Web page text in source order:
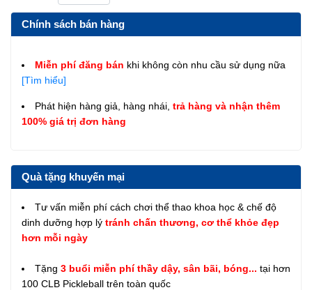
Chính sách bán hàng
Miễn phí đăng bán khi không còn nhu cầu sử dụng nữa
[Tìm hiểu]
Phát hiện hàng giả, hàng nhái, trả hàng và nhận thêm
100% giá trị đơn hàng
Quà tặng khuyến mại
Tư vấn miễn phí cách chơi thể thao khoa học & chế độ
dinh dưỡng hợp lý tránh chấn thương, cơ thể khỏe đẹp
hơn mỗi ngày
Tặng 3 buổi miễn phí thầy dậy, sân bãi, bóng... tại hơn
100 CLB Pickleball trên toàn quốc